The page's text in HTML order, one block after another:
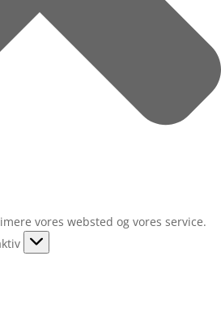
vores websted og vores service.